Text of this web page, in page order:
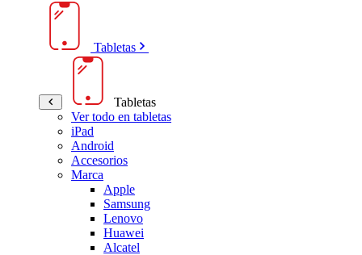
Tabletas
Tabletas
Ver todo en tabletas
iPad
Android
Accesorios
Marca
Apple
Samsung
Lenovo
Huawei
Alcatel